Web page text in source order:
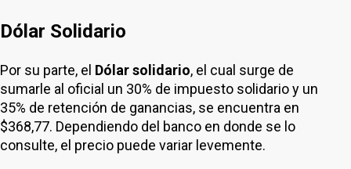
Dólar Solidario
Por su parte, el Dólar solidario, el cual surge de
sumarle al oficial un 30% de impuesto solidario y un
35% de retención de ganancias, se encuentra en
$368,77. Dependiendo del banco en donde se lo
consulte, el precio puede variar levemente.